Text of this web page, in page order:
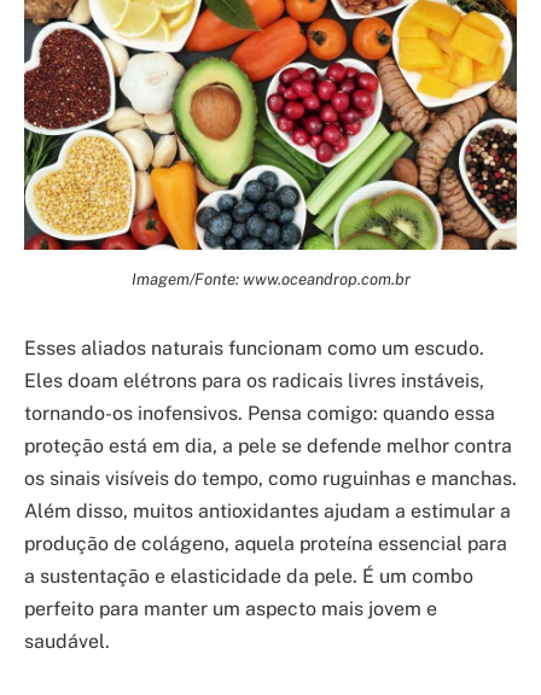
Imagem/Fonte: www.oceandrop.com.br
Esses aliados naturais funcionam como um escudo.
Eles doam elétrons para os radicais livres instáveis,
tornando-os inofensivos. Pensa comigo: quando essa
proteção está em dia, a pele se defende melhor contra
os sinais visíveis do tempo, como ruguinhas e manchas.
Além disso, muitos antioxidantes ajudam a estimular a
produção de colágeno, aquela proteína essencial para
a sustentação e elasticidade da pele. É um combo
perfeito para manter um aspecto mais jovem e
saudável.